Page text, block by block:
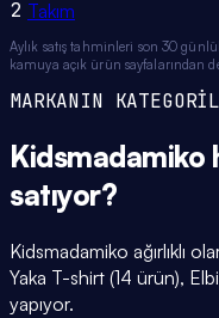
2 Takım
Aylık satış tahminleri son 30
kamuya açık ürün sayfalarından
MARKANIN
Kidsmadamiko
satıyor?
Kidsmadamiko ağırlıklı
Yaka T-shirt (14 ürün),
yapıyor.